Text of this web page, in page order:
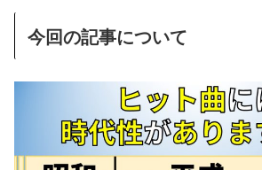
今回の記事について